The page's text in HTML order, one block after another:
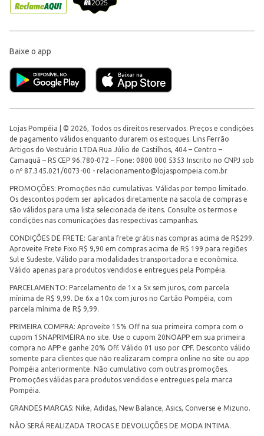
Baixe o app
Lojas Pompéia | © 2026, Todos os direitos reservados. Preços e condições
de pagamento válidos enquanto durarem os estoques. Lins Ferrão
Artigos do Vestuário LTDA Rua Júlio de Castilhos, 404 – Centro –
Camaquã – RS CEP 96.780-072 – Fone: 0800 000 5353 Inscrito no CNPJ sob
o nº 87.345.021/0073-00 - relacionamento@lojaspompeia.com.br
PROMOÇÕES: Promoções não cumulativas. Válidas por tempo limitado.
Os descontos podem ser aplicados diretamente na sacola de compras e
são válidos para uma lista selecionada de itens. Consulte os termos e
condições nas comunicações das respectivas campanhas.
CONDIÇÕES DE FRETE: Garanta frete grátis nas compras acima de R$299.
Aproveite Frete Fixo R$ 9,90 em compras acima de R$ 199 para regiões
Sul e Sudeste. Válido para modalidades transportadora e econômica.
Válido apenas para produtos vendidos e entregues pela Pompéia.
PARCELAMENTO: Parcelamento de 1x a 5x sem juros, com parcela
mínima de R$ 9,99. De 6x a 10x com juros no Cartão Pompéia, com
parcela mínima de R$ 9,99.
PRIMEIRA COMPRA: Aproveite 15% Off na sua primeira compra com o
cupom 15NAPRIMEIRA no site. Use o cupom 20NOAPP em sua primeira
compra no APP e ganhe 20% Off. Válido 01 uso por CPF. Desconto válido
somente para clientes que não realizaram compra online no site ou app
Pompéia anteriormente. Não cumulativo com outras promoções.
Promoções válidas para produtos vendidos e entregues pela marca
Pompéia.
GRANDES MARCAS: Nike, Adidas, New Balance, Asics, Converse e Mizuno.
NÃO SERÁ REALIZADA TROCAS E DEVOLUÇÕES DE MODA INTIMA.